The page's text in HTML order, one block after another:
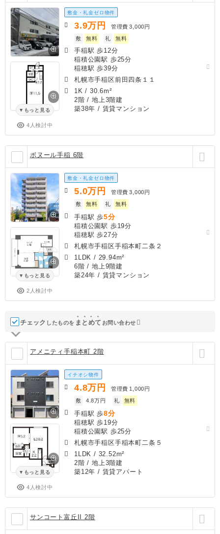
もっと見る
4人検討中
敷金・礼金ゼロ物件
3.9万円 管理費 3,000円
敷
無料 礼 無料
手稲駅 歩12分
稲積公園駅 歩25分
稲穂駅 歩39分
札幌市手稲区前田四条１１
1K /30.6m²
2階 / 地上3階建
築38年 / 賃貸マンション
ボヌール手稲 6階
もっと見る
2人検討中
敷金・礼金ゼロ物件
5.0万円 管理費 3,000円
敷
無料 礼 無料
手稲駅 歩5分
稲積公園駅 歩19分
稲穂駅 歩27分
札幌市手稲区手稲本町二条２
1LDK / 29.94m²
6階 / 地上9階建
築24年 / 賃貸マンション
チェック したものを ま と めて お問い合わせ
アメニティ手稲本町 2階
もっと見る
4人検討中
イチオシ物件
4.8万円 管理費 1,000円
敷
4.8万円 礼 無料
手稲駅 歩8分
稲穂駅 歩19分
稲積公園駅 歩25分
札幌市手稲区手稲本町二条５
1LDK / 32.52m²
2階 / 地上3階建
築12年 / 賃貸アパート
サンコート富丘II 2階